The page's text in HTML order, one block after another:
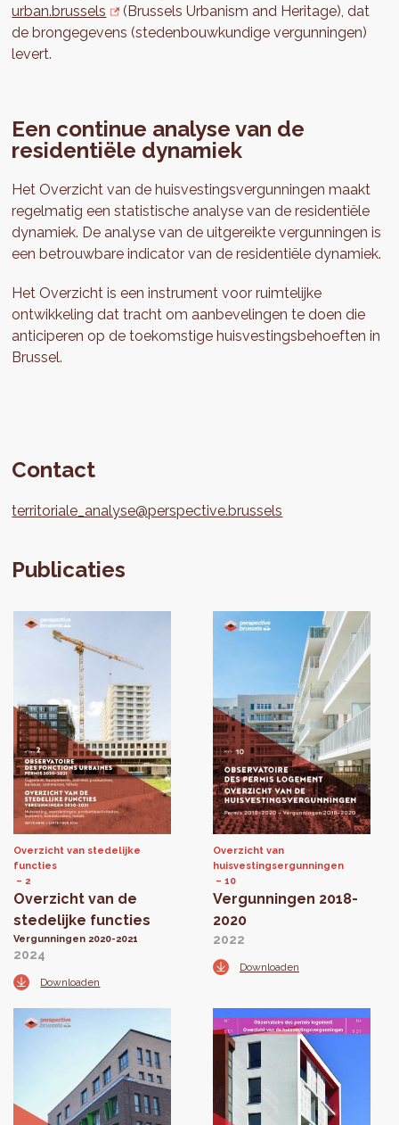
urban.brussels
(Brussels Urbanism and Heritage), dat
de brongegevens (stedenbouwkundige vergunningen)
levert.
Een continue analyse van de
residentiële dynamiek
Het Overzicht van de huisvestingsvergunningen maakt
regelmatig een statistische analyse van de residentiële
dynamiek. De analyse van de uitgereikte vergunningen is
een betrouwbare indicator van de residentiële dynamiek.
Het Overzicht is een instrument voor ruimtelijke
ontwikkeling dat tracht om aanbevelingen te doen die
anticiperen op de toekomstige huisvestingsbehoeften in
Brussel.
Contact
territoriale_analyse@perspective.brussels
Publicaties
Overzicht van stedelijke
functies
2
Overzicht van de
stedelijke functies
Vergunningen 2020-2021
2024
Downloaden
Overzicht van
huisvestingsergunningen
10
Vergunningen 2018-
2020
2022
Downloaden